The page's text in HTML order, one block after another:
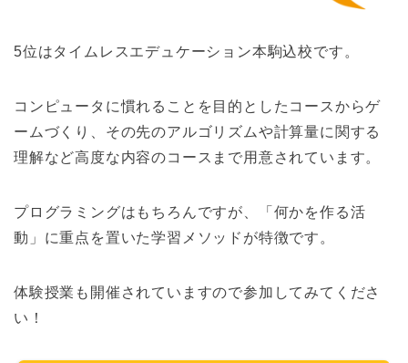
5位はタイムレスエデュケーション本駒込校です。
コンピュータに慣れることを目的としたコースからゲ
ームづくり、その先のアルゴリズムや計算量に関する
理解など高度な内容のコースまで用意されています。
プログラミングはもちろんですが、「何かを作る活
動」に重点を置いた学習メソッドが特徴です。
体験授業も開催されていますので参加してみてくださ
い！